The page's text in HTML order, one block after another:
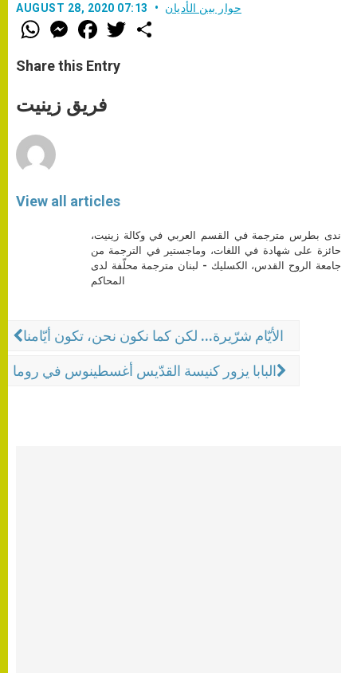
AUGUST 28, 2020 07:13 حوار بين الأديان
W
h
t
s
p
p
M
e
s
e
g
e
F
a
e
b
o
k
T
w
Share this Entry
فريق زينيت
View all articles
ندى بطرس مترجمة في القسم العربي في وكالة زينيت،
حائزة على شهادة في اللغات، وماجستير في الترجمة من
جامعة الروح القدس، الكسليك - لبنان مترجمة محلّفة لدى
المحاكم
الأيّام شرّيرة... لكن كما نكون نحن، تكون أيّامنا
البابا يزور كنيسة القدّيس أغسطينوس في روما